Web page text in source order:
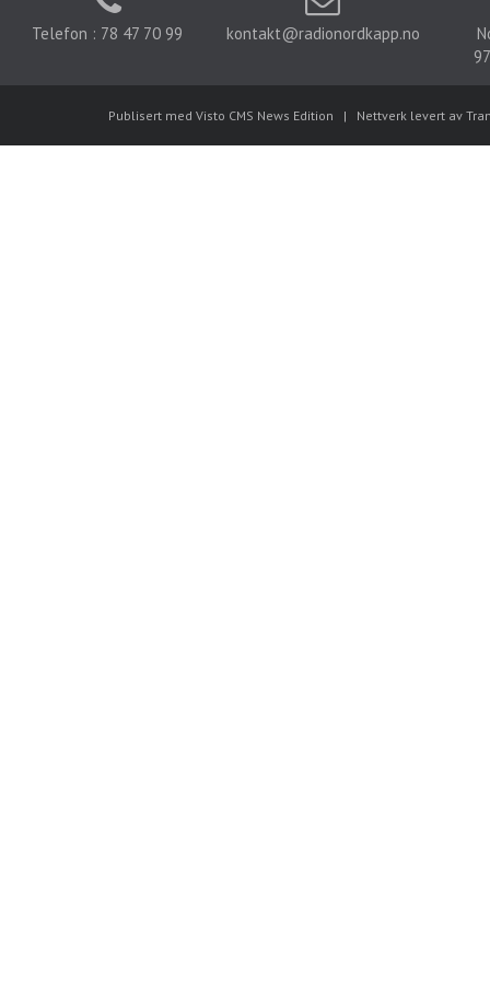
Telefon : 78 47 70 99 kontakt@radionordkapp.no
Publisert med Visto CMS News Edition | Nettverk levert av